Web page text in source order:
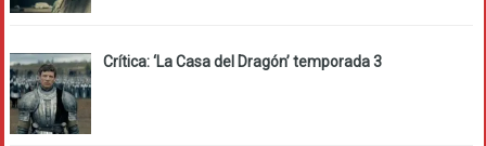
Crítica: ‘La Casa del Dragón’ temporada 3